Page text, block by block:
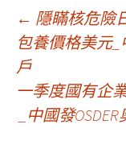
文
章
導
← 隱瞞核危險
包養價格美元
戶
一季度國有企
_中國發